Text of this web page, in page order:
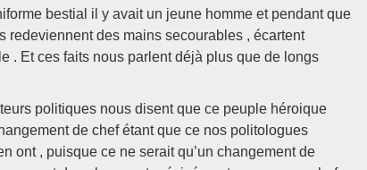
bestial il y avait un jeune homme et pendant que
redeviennent des mains secourables , écartent
. Et ces faits nous parlent déjà plus que de longs
politiques nous disent que ce peuple héroique
de chef étant que ce nos politologues
ont , puisque ce ne serait qu’un changement de